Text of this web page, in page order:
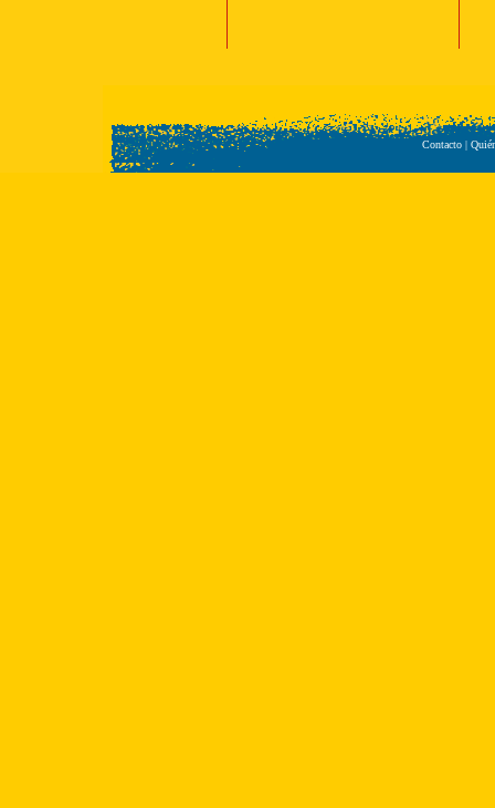
Contacto|